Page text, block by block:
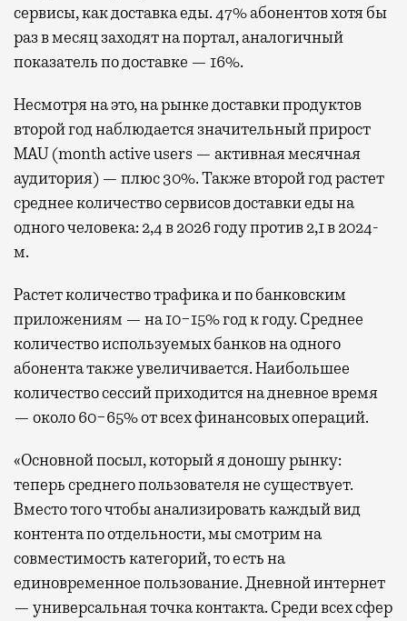
сервисы, как доставка еды. 47% абонентов хотя бы
раз в месяц заходят на портал, аналогичный
показатель по доставке — 16%.
Несмотря на это, на рынке доставки продуктов
второй год наблюдается значительный прирост
MAU (month active users — активная месячная
аудитория) — плюс 30%. Также второй год растет
среднее количество сервисов доставки еды на
одного человека: 2,4 в 2026 году против 2,1 в 2024-
м.
Растет количество трафика и по банковским
приложениям — на 10−15% год к году. Среднее
количество используемых банков на одного
абонента также увеличивается. Наибольшее
количество сессий приходится на дневное время
— около 60−65% от всех финансовых операций.
«Основной посыл, который я доношу рынку:
теперь среднего пользователя не существует.
Вместо того чтобы анализировать каждый вид
контента по отдельности, мы смотрим на
совместимость категорий, то есть на
единовременное пользование. Дневной интернет
— универсальная точка контакта. Среди всех сфер